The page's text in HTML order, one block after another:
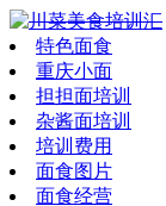
特色面食
重庆小面
担担面培训
杂酱面培训
培训费用
面食图片
面食经营